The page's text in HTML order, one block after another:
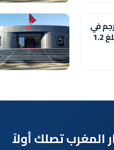
في
الخارج تسجل رقما قياسيا بلغ 1.2